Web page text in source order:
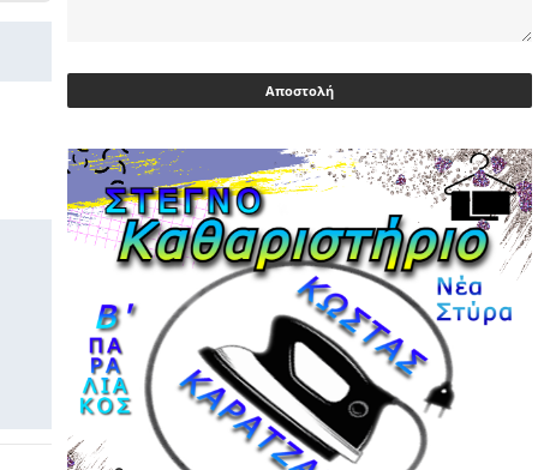
ΠΑΣΟΚ διεκδικεί ρόλο εναλλακτικής
πρότασης εξουσίας
Ακρίβεια: Με λίστα και περιορισμένες
επιλογές οι αγορές των νοικοκυριών
03/05/2026 | 07:59
Υεμένη: Σομαλοί πειρατές στο
πετρελαιοφόρο Eureka
03/05/2026 | 06:40
Αντιδρά μετά από 17 ημέρες νοσηλείας
ο Γιώργος Μυλωνάκης, τον
επισκέφτηκε ο πρωθυπουργός
02/05/2026 | 20:54